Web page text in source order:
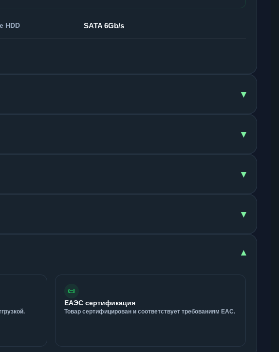
HDD SATA 6Gb/s
▾
▾
▾
▾
▾
📜
ЕАЭС сертификация
Товар сертифицирован и соответствует требованиям ЕАС.